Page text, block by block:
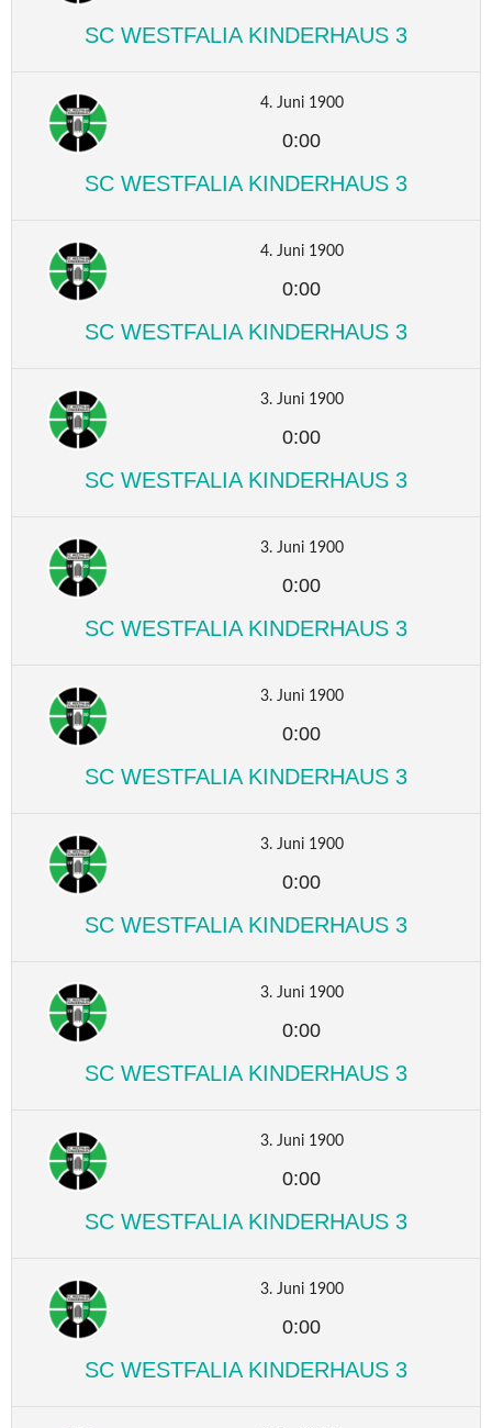
SC WESTFALIA KINDERHAUS 3
4. Juni 1900
0:00
SC WESTFALIA KINDERHAUS 3
4. Juni 1900
0:00
SC WESTFALIA KINDERHAUS 3
3. Juni 1900
0:00
SC WESTFALIA KINDERHAUS 3
3. Juni 1900
0:00
SC WESTFALIA KINDERHAUS 3
3. Juni 1900
0:00
SC WESTFALIA KINDERHAUS 3
3. Juni 1900
0:00
SC WESTFALIA KINDERHAUS 3
3. Juni 1900
0:00
SC WESTFALIA KINDERHAUS 3
3. Juni 1900
0:00
SC WESTFALIA KINDERHAUS 3
3. Juni 1900
0:00
SC WESTFALIA KINDERHAUS 3